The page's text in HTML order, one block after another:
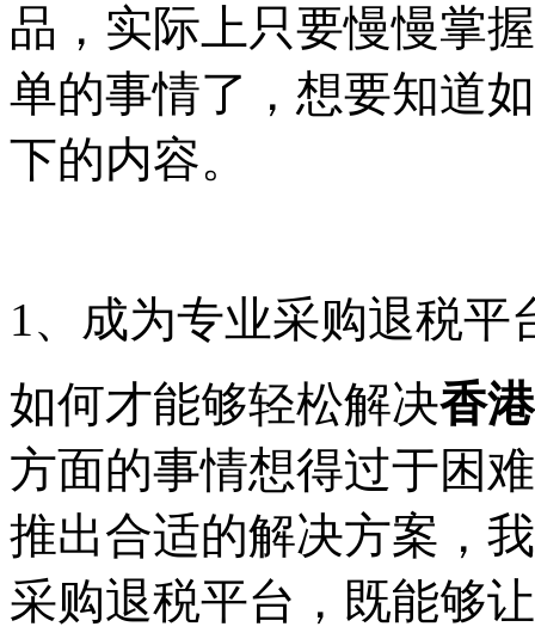
品，实际上只要慢慢掌
单的事情了，想要知道
下的内容。
1、成为专业采购退税平
如何才能够轻松解决香
方面的事情想得过于困
推出合适的解决方案，
采购退税平台，既能够